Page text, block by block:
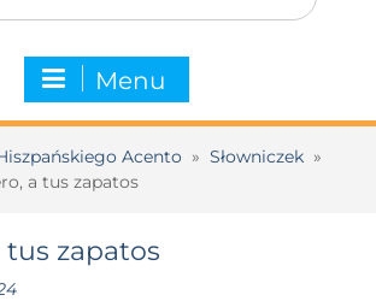
Menu
Acento » Słowniczek »
a tus zapatos
tus zapatos